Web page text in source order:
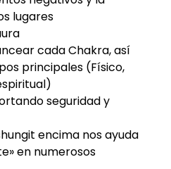
lugares
cada Chakra, así
principales (Físico,
seguridad y
encima nos ayuda
en numerosos